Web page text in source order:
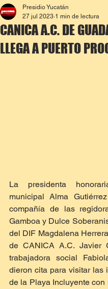
CANICA A.C. DE
LLEGA A PUERTO
Presidio Yucatán
27 jul 2023 1 min de lectura
La presidenta
municipal Alma
compañía de las
Gamboa y Dulce
del DIF Magdalena
de CANICA A.C. Javier
trabajadora social
dieron cita para visitar las
de la Playa Incluyente con